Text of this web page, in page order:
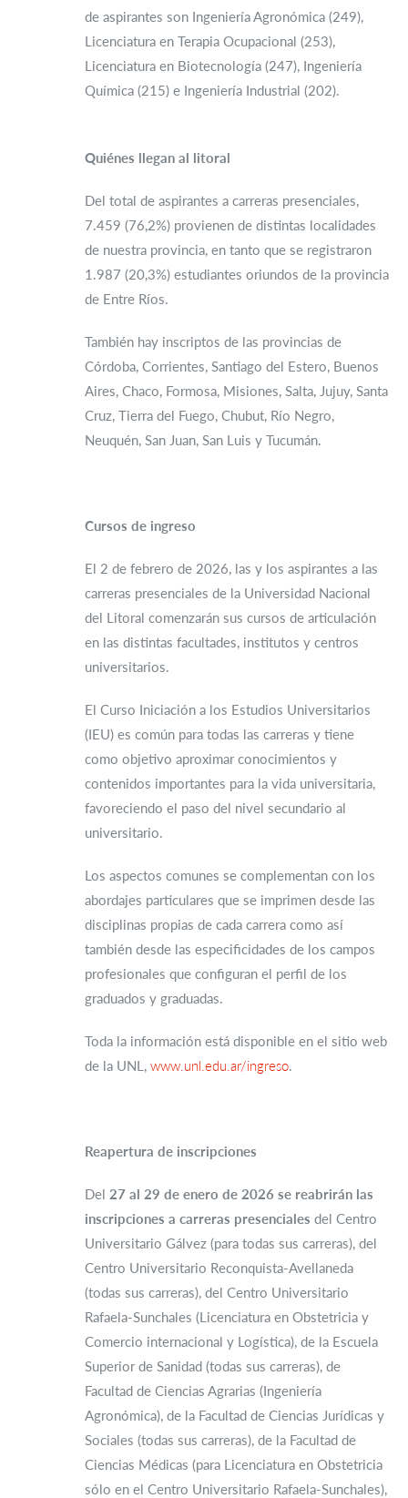
de aspirantes son Ingeniería Agronómica (249),
Licenciatura en Terapia Ocupacional (253),
Licenciatura en Biotecnología (247), Ingeniería
Química (215) e Ingeniería Industrial (202).
Quiénes llegan al litoral
Del total de aspirantes a carreras presenciales,
7.459 (76,2%) provienen de distintas localidades
de nuestra provincia, en tanto que se registraron
1.987 (20,3%) estudiantes oriundos de la provincia
de Entre Ríos.
También hay inscriptos de las provincias de
Córdoba, Corrientes, Santiago del Estero, Buenos
Aires, Chaco, Formosa, Misiones, Salta, Jujuy, Santa
Cruz, Tierra del Fuego, Chubut, Río Negro,
Neuquén, San Juan, San Luis y Tucumán.
Cursos de ingreso
El 2 de febrero de 2026, las y los aspirantes a las
carreras presenciales de la Universidad Nacional
del Litoral comenzarán sus cursos de articulación
en las distintas facultades, institutos y centros
universitarios.
El Curso Iniciación a los Estudios Universitarios
(IEU) es común para todas las carreras y tiene
como objetivo aproximar conocimientos y
contenidos importantes para la vida universitaria,
favoreciendo el paso del nivel secundario al
universitario.
Los aspectos comunes se complementan con los
abordajes particulares que se imprimen desde las
disciplinas propias de cada carrera como así
también desde las especificidades de los campos
profesionales que configuran el perfil de los
graduados y graduadas.
Toda la información está disponible en el sitio web
de la UNL, www.unl.edu.ar/ingreso.
Reapertura de inscripciones
Del 27 al 29 de enero de 2026 se reabrirán las
inscripciones a carreras presenciales del Centro
Universitario Gálvez (para todas sus carreras), del
Centro Universitario Reconquista-Avellaneda
(todas sus carreras), del Centro Universitario
Rafaela-Sunchales (Licenciatura en Obstetricia y
Comercio internacional y Logística), de la Escuela
Superior de Sanidad (todas sus carreras), de
Facultad de Ciencias Agrarias (Ingeniería
Agronómica), de la Facultad de Ciencias Jurídicas y
Sociales (todas sus carreras), de la Facultad de
Ciencias Médicas (para Licenciatura en Obstetricia
sólo en el Centro Universitario Rafaela-Sunchales),